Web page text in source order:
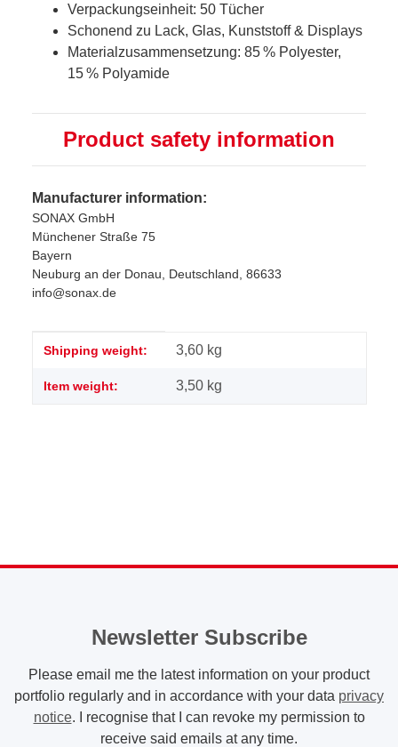
Verpackungseinheit: 50 Tücher
Schonend zu Lack, Glas, Kunststoff & Displays
Materialzusammensetzung: 85 % Polyester,
15 % Polyamide
Product safety information
Manufacturer information:
SONAX GmbH
Münchener Straße 75
Bayern
Neuburg an der Donau, Deutschland, 86633
info@sonax.de
Item information
Value
Shipping weight: 3,60 kg
Item weight: 3,50 kg
Newsletter Subscribe
Please email me the latest information on your product
portfolio regularly and in accordance with your data privacy
notice. I recognise that I can revoke my permission to
receive said emails at any time.